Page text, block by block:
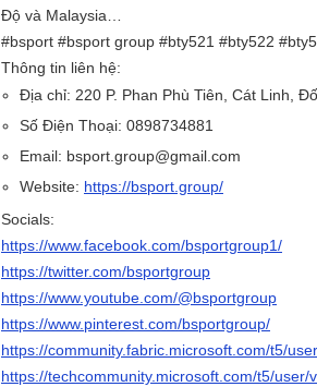
Độ và Malaysia…
#bsport #bsport group #bty521 #bty522
Thông tin liên hệ:
Địa chỉ: 220 P. Phan Phù Tiên, Cát Linh,
Số Điện Thoại: 0898734881
Email: bsport.group@gmail.com
Website: https://bsport.group/
Socials:
https://www.facebook.com/bsportgroup1/
https://twitter.com/bsportgroup
https://www.youtube.com/@bsportgroup
https://www.pinterest.com/bsportgroup/
https://community.fabric.microsoft.com/t5/
https://techcommunity.microsoft.com/t5/user/